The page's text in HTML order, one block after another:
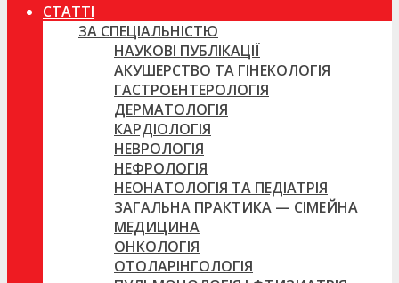
СТАТТІ
ЗА СПЕЦІАЛЬНІСТЮ
НАУКОВІ ПУБЛІКАЦІЇ
АКУШЕРСТВО ТА ГІНЕКОЛОГІЯ
ГАСТРОЕНТЕРОЛОГІЯ
ДЕРМАТОЛОГІЯ
КАРДІОЛОГІЯ
НЕВРОЛОГІЯ
НЕФРОЛОГІЯ
НЕОНАТОЛОГІЯ ТА ПЕДІАТРІЯ
ЗАГАЛЬНА ПРАКТИКА — СІМЕЙНА
МЕДИЦИНА
ОНКОЛОГІЯ
ОТОЛАРІНГОЛОГІЯ